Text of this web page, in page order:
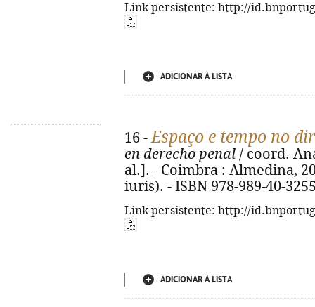
Link persistente: http://
ADICIONAR À LISTA
16 -Espaço e tempo no
en derecho penal / coord.
al.]. - Coimbra : Almedina,
iuris). - ISBN 978-989-40-
Link persistente: http://
ADICIONAR À LISTA